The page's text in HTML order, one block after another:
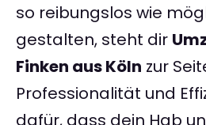
so reibungslos wie
gestalten, steht dir
Finken aus Köln zur
Professionalität und